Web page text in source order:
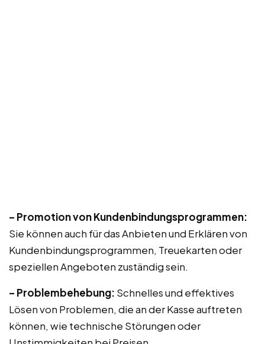
– Promotion von Kundenbindungsprogrammen:
Sie können auch für das Anbieten und Erklären von
Kundenbindungsprogrammen, Treuekarten oder
speziellen Angeboten zuständig sein.
– Problembehebung: Schnelles und effektives
Lösen von Problemen, die an der Kasse auftreten
können, wie technische Störungen oder